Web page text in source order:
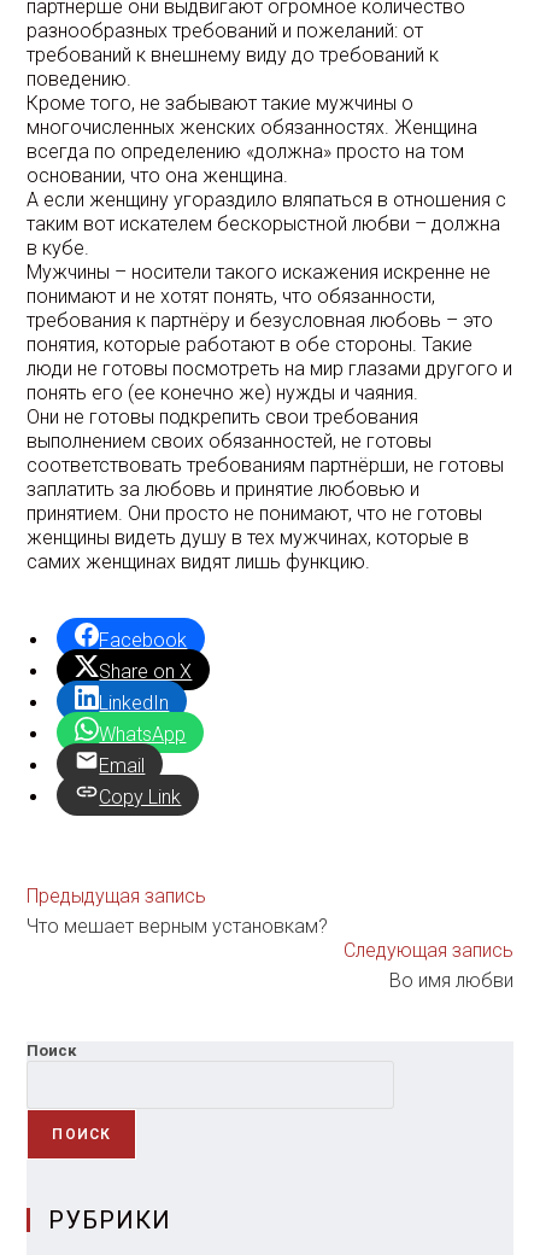
партнёрше они выдвигают огромное количество
разнообразных требований и пожеланий: от
требований к внешнему виду до требований к
поведению.
Кроме того, не забывают такие мужчины о
многочисленных женских обязанностях. Женщина
всегда по определению «должна» просто на том
основании, что она женщина.
А если женщину угораздило вляпаться в отношения с
таким вот искателем бескорыстной любви – должна
в кубе.
Мужчины – носители такого искажения искренне не
понимают и не хотят понять, что обязанности,
требования к партнёру и безусловная любовь – это
понятия, которые работают в обе стороны. Такие
люди не готовы посмотреть на мир глазами другого и
понять его (ее конечно же) нужды и чаяния.
Они не готовы подкрепить свои требования
выполнением своих обязанностей, не готовы
соответствовать требованиям партнёрши, не готовы
заплатить за любовь и принятие любовью и
принятием. Они просто не понимают, что не готовы
женщины видеть душу в тех мужчинах, которые в
самих женщинах видят лишь функцию.
Facebook
Share on X
LinkedIn
WhatsApp
Email
Copy Link
Еще
статьи
Предыдущая запись
Что мешает верным установкам?
Следующая запись
Во имя любви
Поиск
ПОИСК
РУБРИКИ